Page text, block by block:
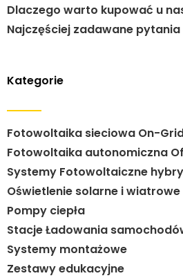
Dlaczego warto kupować u
Najczęściej zadawane pytania
Kategorie
Fotowoltaika sieciowa On-
Fotowoltaika autonomiczna
Systemy Fotowoltaiczne
Oświetlenie solarne i wiatrowe
Pompy ciepła
Stacje Ładowania
Systemy montażowe
Zestawy edukacyjne